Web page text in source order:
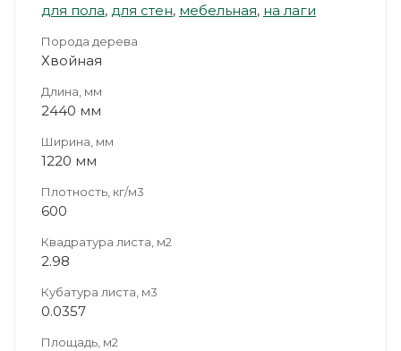
для пола, для стен, мебельная, на лаги
Порода дерева
Хвойная
Длина, мм
2440 мм
Ширина, мм
1220 мм
Плотность, кг/м3
600
Квадратура листа, м2
2.98
Кубатура листа, м3
0.0357
Площадь, м2